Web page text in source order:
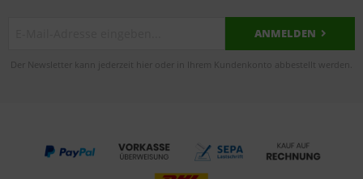
ANMELDEN
Der Newsletter kann jederzeit hier oder in Ihrem Kundenkonto abbestellt werden.